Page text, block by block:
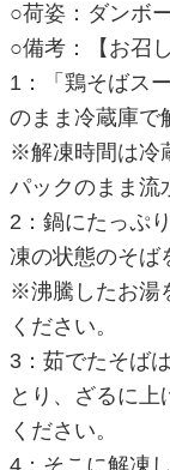
○荷姿：ダンボ
○備考：【お召
1：「鶏そばス
のまま冷蔵庫で
※解凍時間は冷
パックのまま流
2：鍋にたっぷ
凍の状態のそば
※沸騰したお湯
ください。
3：茹でたそば
とり、ざるに上
ください。